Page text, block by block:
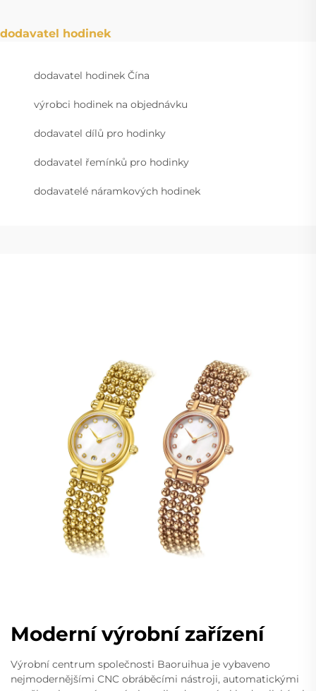
dodavatel hodinek
dodavatel hodinek Čína
výrobci hodinek na objednávku
dodavatel dílů pro hodinky
dodavatel řemínků pro hodinky
dodavatelé náramkových hodinek
Moderní výrobní zařízení
Výrobní centrum společnosti Baoruihua je vybaveno
nejmodernějšími CNC obráběcími nástroji, automatickými